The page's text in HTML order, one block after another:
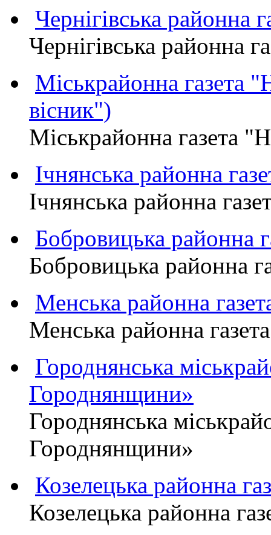
Чернігівська
Чернігівська
Міськрайонна
вісник")
Міськрайонна газета
Ічнянська районна
Ічнянська районна
Бобровицька
Бобровицька
Менська районна
Менська районна
Городнянська
Городнянщини»
Городнянська
Городнянщини»
Козелецька районна
Козелецька районна